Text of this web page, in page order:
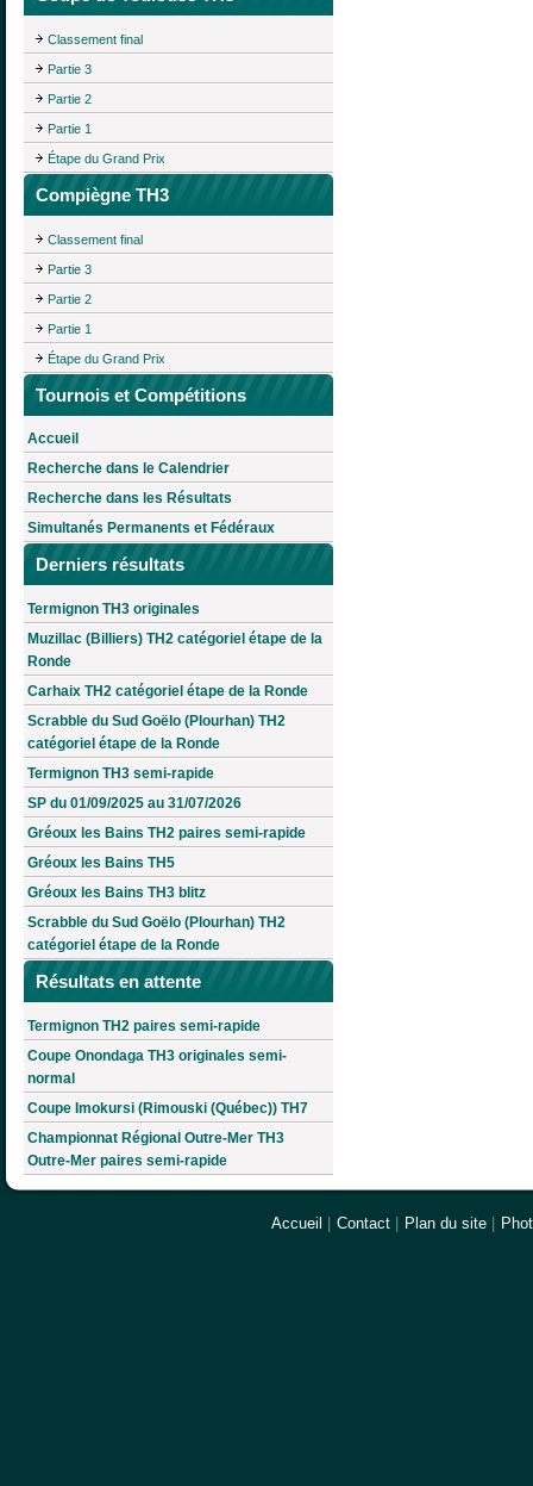
Classement final
Partie 3
Partie 2
Partie 1
Étape du Grand Prix
Compiègne TH3
Classement final
Partie 3
Partie 2
Partie 1
Étape du Grand Prix
Tournois et Compétitions
Accueil
Recherche dans le Calendrier
Recherche dans les Résultats
Simultanés Permanents et Fédéraux
Derniers résultats
Termignon TH3 originales
Muzillac (Billiers) TH2 catégoriel étape de la
Ronde
Carhaix TH2 catégoriel étape de la Ronde
Scrabble du Sud Goëlo (Plourhan) TH2
catégoriel étape de la Ronde
Termignon TH3 semi-rapide
SP du 01/09/2025 au 31/07/2026
Gréoux les Bains TH2 paires semi-rapide
Gréoux les Bains TH5
Gréoux les Bains TH3 blitz
Scrabble du Sud Goëlo (Plourhan) TH2
catégoriel étape de la Ronde
Résultats en attente
Termignon TH2 paires semi-rapide
Coupe Onondaga TH3 originales semi-
normal
Coupe Imokursi (Rimouski (Québec)) TH7
Championnat Régional Outre-Mer TH3
Outre-Mer paires semi-rapide
Accueil | Contact | Plan du site |